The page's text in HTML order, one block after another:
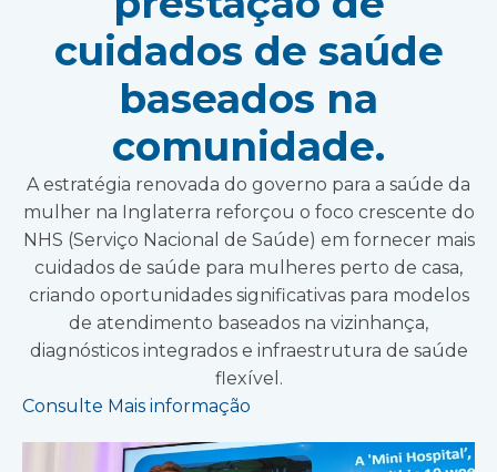
cuidados de saúde
baseados na
comunidade.
A estratégia renovada do governo para a saúde da
mulher na Inglaterra reforçou o foco crescente do
NHS (Serviço Nacional de Saúde) em fornecer mais
cuidados de saúde para mulheres perto de casa,
criando oportunidades significativas para modelos
de atendimento baseados na vizinhança,
diagnósticos integrados e infraestrutura de saúde
flexível.
Consulte Mais informação